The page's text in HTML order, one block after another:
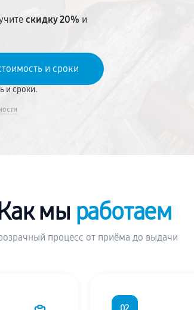
скидку 20% и
и сроки.
мы работаем
процесс от приёма до выдачи